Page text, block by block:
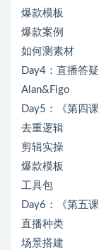
爆款模板
爆款案例
如何测素材
Day4：直播答
Alan&Figo
Day5：《第四
去重逻辑
剪辑实操
爆款模板
工具包
Day6：《第五
直播种类
场景搭建